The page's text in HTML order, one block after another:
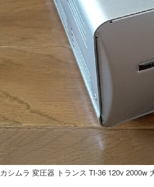
カシムラ 変圧器 トランス TI-36 120v 2000w